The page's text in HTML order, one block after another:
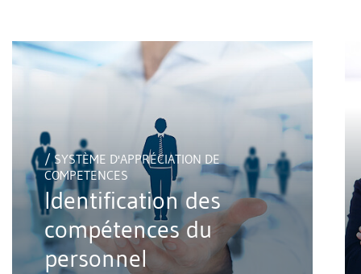
/ SYSTÈME D'APPRÉCIATION DE
COMPETENCES
Identification des
compétences du
personnel